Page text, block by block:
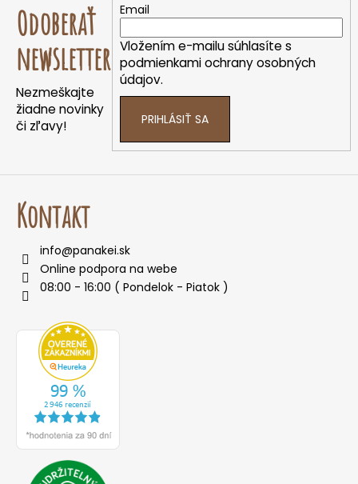
Odoberať
newsletter
Nezmeškajte
žiadne novinky
či zľavy!
Email
Vložením e-mailu súhlasíte s
podmienkami ochrany osobných
údajov.
PRIHLÁSIŤ SA
Kontakt
info@panakei.sk
Online podpora na webe
08:00 - 16:00 ( Pondelok - Piatok )